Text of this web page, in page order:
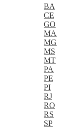
BA
CE
GO
MA
MG
MS
MT
PA
PE
PI
RJ
RO
RS
SP